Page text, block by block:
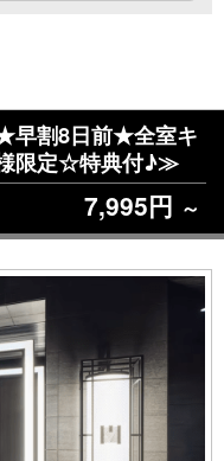
★早割8日前★全室キ
限定☆特典付♪≫
7,995円 ～